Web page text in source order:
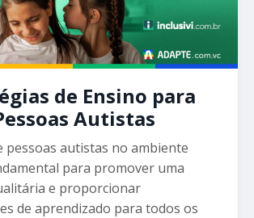
de Ensino para
Autistas
pessoas autistas no ambiente
para promover uma
e proporcionar
de aprendizado para todos os